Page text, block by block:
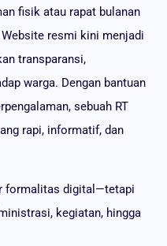
fisik atau rapat bulanan
resmi kini menjadi
transparansi,
warga. Dengan bantuan
sebuah RT
rapi, informatif, dan
formalitas digital—tetapi
kegiatan, hingga